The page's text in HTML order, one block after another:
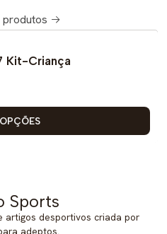
produtos
Kit-Criança
Sports
artigos desportivos criada por